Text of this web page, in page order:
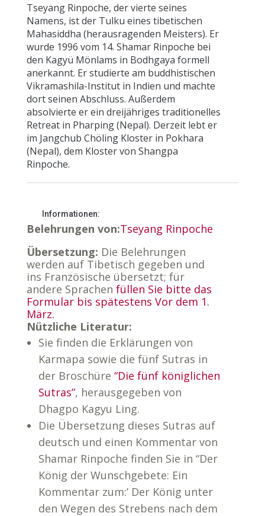
Tseyang Rinpoche, der vierte seines
Namens, ist der Tulku eines tibetischen
Mahasiddha (herausragenden Meisters). Er
wurde 1996 vom 14. Shamar Rinpoche bei
den Kagyü Mönlams in Bodhgaya formell
anerkannt. Er studierte am buddhistischen
Vikramashila-Institut in Indien und machte
dort seinen Abschluss. Außerdem
absolvierte er ein dreijähriges traditionelles
Retreat in Pharping (Nepal). Derzeit lebt er
im Jangchub Chöling Kloster in Pokhara
(Nepal), dem Kloster von Shangpa
Rinpoche.
Informationen:
Belehrungen von:Tseyang Rinpoche
Übersetzung: Die Belehrungen
werden auf Tibetisch gegeben und
ins Französische übersetzt; für
andere Sprachen füllen Sie bitte das
Formular bis spätestens Vor dem 1.
März.
Nützliche Literatur:
Sie finden die Erklärungen von
Karmapa sowie die fünf Sutras in
der Broschüre “Die fünf königlichen
Sutras”, herausgegeben von
Dhagpo Kagyu Ling.
Die Übersetzung dieses Sutras auf
deutsch und einen Kommentar von
Shamar Rinpoche finden Sie in “Der
König der Wunschgebete: Ein
Kommentar zum:’ Der König unter
den Wegen des Strebens nach dem